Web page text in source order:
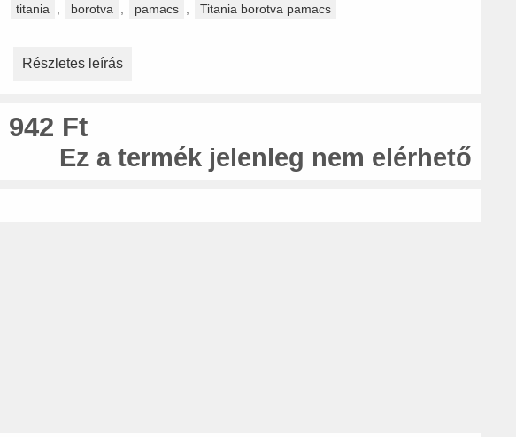
titania borotva pamacs Titania borotva pamacs
Részletes leírás
942 Ft
Ez a termék jelenleg nem elérhető